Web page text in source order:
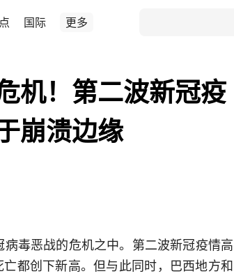
国际 更多
机！第二波新冠疫
崩溃边缘
毒恶战的危机之中。第二波新冠疫情高
都创下新高。但与此同时，巴西地方和